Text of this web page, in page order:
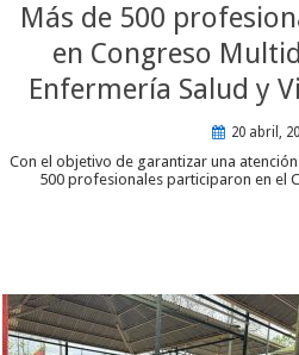
Más de 500
en Congreso
Enfermería Salud y
20 abril,
Con el objetivo de garantizar una
500 profesionales participaron en el